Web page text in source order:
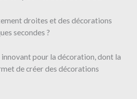
droites et des décorations
secondes ?
pour la décoration, dont la
de créer des décorations